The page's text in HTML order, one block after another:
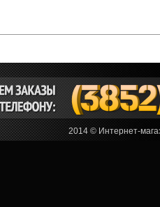
2014 © Интернет-